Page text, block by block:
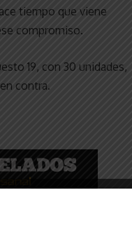
tiempo que viene
compromiso.
19, con 30 unidades,
contra.